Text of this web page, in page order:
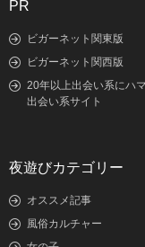
PR
ビガーネット関東版
ビガーネット関西版
20年以上出会い系にハ
出会い系サイト
夜遊びカテゴリー
オススメ記事
風俗カルチャー